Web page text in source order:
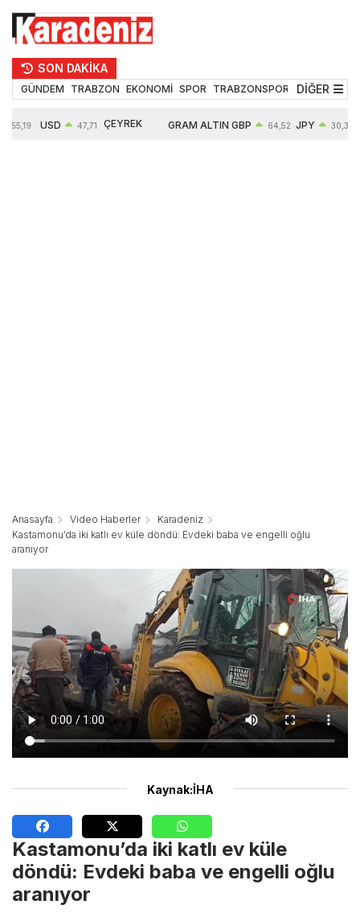
SON DAKİKA
GÜNDEM TRABZON EKONOMİ SPOR TRABZONSPOR TEKNOLOJİ
DİĞER
55,19 USD 47,71 ÇEYREK GRAM ALTIN GBP 64,52 JPY 30,31
Anasayfa Video Haberler
Karadeniz
Kastamonu’da iki katlı ev küle döndü: Evdeki baba ve engelli oğlu
aranıyor
Kaynak:İHA
Kastamonu’da iki katlı ev küle
döndü: Evdeki baba ve engelli oğlu
aranıyor